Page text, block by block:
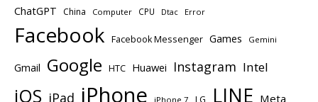
ChatGPT China Computer CPU Dtac Error
Facebook Facebook Messenger Games Gemini
Gmail Google HTC Huawei Instagram Intel
iOS iPad iPhone iPhone 7 LG LINE Meta